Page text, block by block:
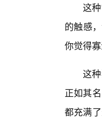
这
的触感
你觉得寡
这
正如其
都充满